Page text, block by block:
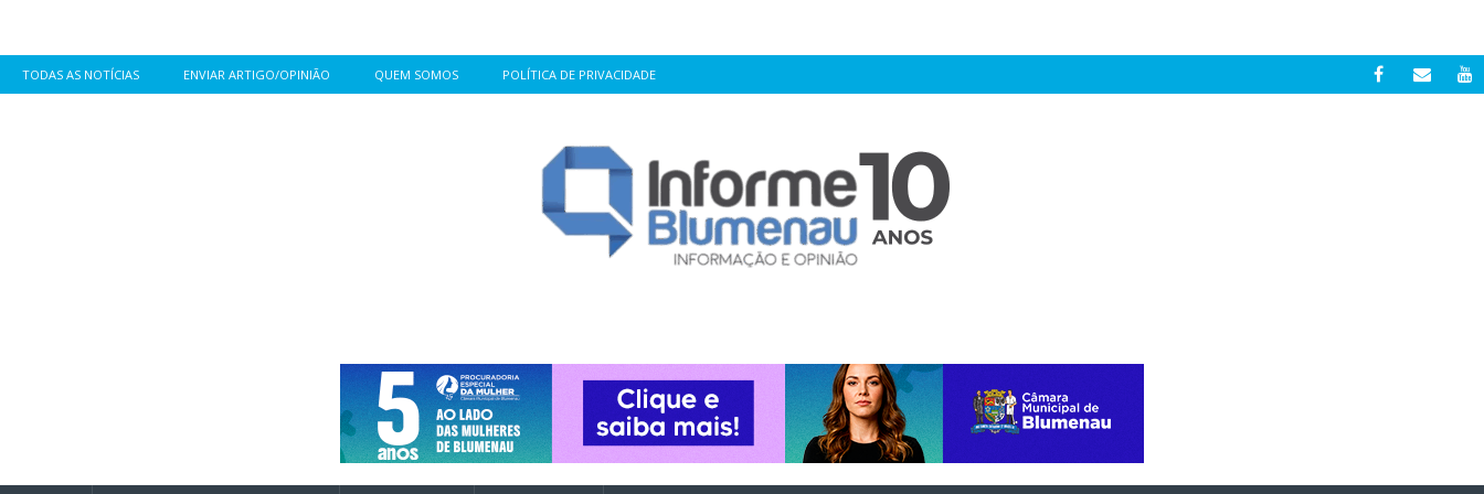
TODAS AS NOTÍCIAS ENVIAR ARTIGO/OPINIÃO QUEM SOMOS POLÍTICA DE PRIVACIDADE